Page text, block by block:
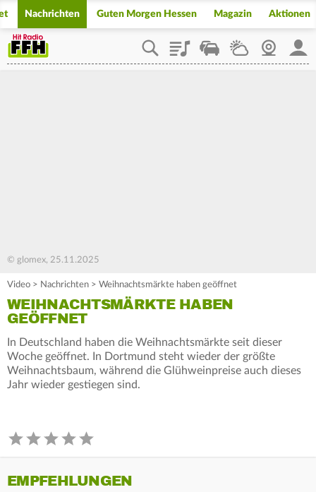
Nachrichten Guten Morgen Hessen Magazin Aktionen
PlaylistStaupilotWetterWebcam
© glomex, 25.11.2025
Video > Nachrichten > Weihnachtsmärkte haben geöffnet
WEIHNACHTSMÄRKTE HABEN
GEÖFFNET
In Deutschland haben die Weihnachtsmärkte seit dieser
Woche geöffnet. In Dortmund steht wieder der größte
Weihnachtsbaum, während die Glühweinpreise auch dieses
Jahr wieder gestiegen sind.
EMPFEHLUNGEN